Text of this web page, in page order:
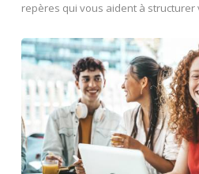
repères qui vous aident à